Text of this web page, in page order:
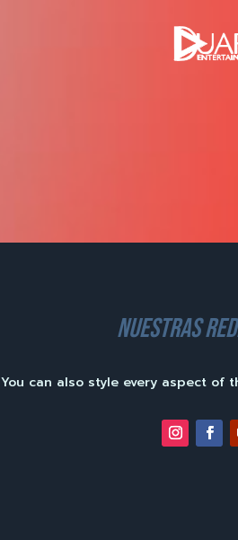
nuestras
You can also style every aspect of